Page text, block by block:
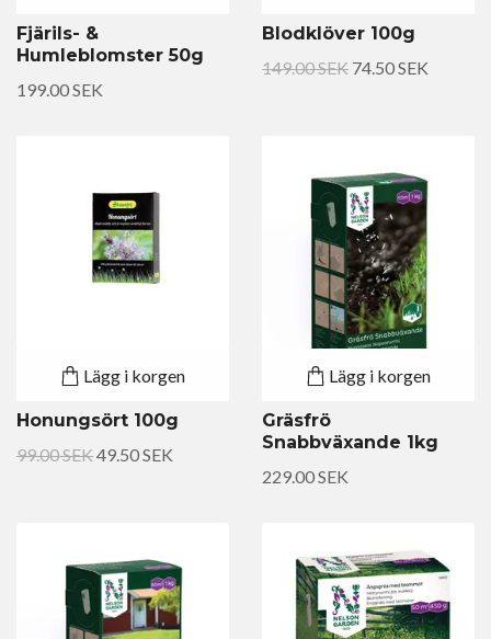
Fjärils- &
Humleblomster 50g
199.00 SEK
Blodklöver 100g
149.00 SEK 74.50 SEK
Lägg i korgen
Honungsört 100g
99.00 SEK49.50 SEK
Lägg i korgen
Gräsfrö
Snabbväxande 1kg
229.00 SEK